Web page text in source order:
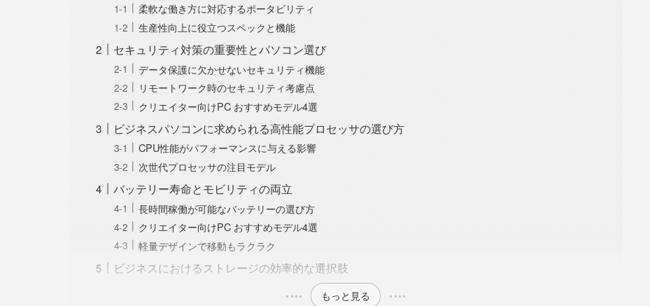
柔軟な働き方に対応するポータビリティ
生産性向上に役立つスペックと機能
セキュリティ対策の重要性とパソコン選び
データ保護に欠かせないセキュリティ機能
リモートワーク時のセキュリティ考慮点
クリエイター向けPC おすすめモデル4選
ビジネスパソコンに求められる高性能プロセッサの選び方
CPU性能がパフォーマンスに与える影響
次世代プロセッサの注目モデル
バッテリー寿命とモビリティの両立
長時間稼働が可能なバッテリーの選び方
クリエイター向けPC おすすめモデル4選
軽量デザインで移動もラクラク
ビジネスにおけるストレージの効率的な選択肢
もっと見る